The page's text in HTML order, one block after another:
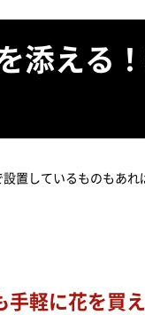
添える
置しているものもあ
軽に花を買え